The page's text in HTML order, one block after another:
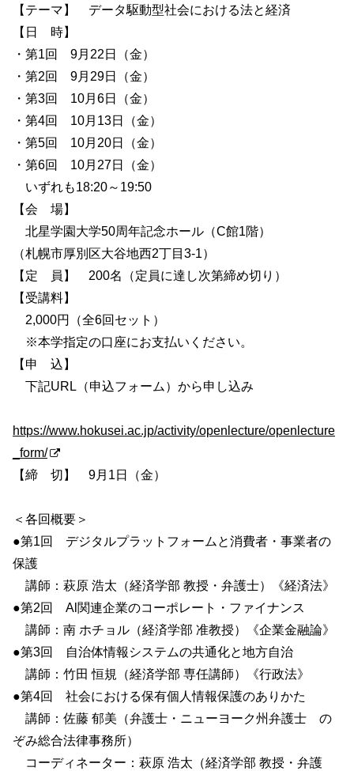
【テーマ】 データ駆動型社会における法と経済
【日 時】
・第1回 9月22日（金）
・第2回 9月29日（金）
・第3回 10月6日（金）
・第4回 10月13日（金）
・第5回 10月20日（金）
・第6回 10月27日（金）
いずれも18:20～19:50
【会 場】
北星学園大学50周年記念ホール（C館1階）
（札幌市厚別区大谷地西2丁目3-1）
【定 員】 200名（定員に達し次第締め切り）
【受講料】
2,000円（全6回セット）
※本学指定の口座にお支払いください。
【申 込】
下記URL（申込フォーム）から申し込み
https://www.hokusei.ac.jp/activity/openlecture/openlecture
_form/
【締 切】 9月1日（金）
＜各回概要＞
●第1回 デジタルプラットフォームと消費者・事業者の
保護
講師：萩原 浩太（経済学部 教授・弁護士）《経済法》
●第2回 Al関連企業のコーポレート・ファイナンス
講師：南 ホチョル（経済学部 准教授）《企業金融論》
●第3回 自治体情報システムの共通化と地方自治
講師：竹田 恒規（経済学部 専任講師）《行政法》
●第4回 社会における保有個人情報保護のありかた
講師：佐藤 郁美（弁護士・ニューヨーク州弁護士 の
ぞみ総合法律事務所）
コーディネーター：萩原 浩太（経済学部 教授・弁護